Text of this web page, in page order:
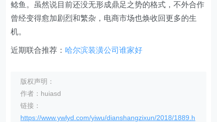
鲶鱼。虽然说目前还没无形成鼎足之势的格式，不外合作
曾经变得愈加剧烈和繁杂，电商市场也焕收回更多的生
机。
近期联合推荐： 哈尔滨装潢公司谁家好
版权声明：
作者：huiasd
链接：
https://www.ywlyd.com/yiwu/dianshangzixun/2018/1889.h